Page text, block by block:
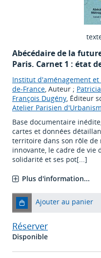
Abécédaire de la
Paris. Carnet 1 : état
Institut d'aménagement
de-France, Auteur ;
François Dugény, Éditeur
Atelier Parisien
Base documentaire
cartes et données
territoire dans son rôle
innovante, le cadre de vie
solidarité et ses pot[...]
Plus d'information...
Ajouter au panier
Réserver
Disponible